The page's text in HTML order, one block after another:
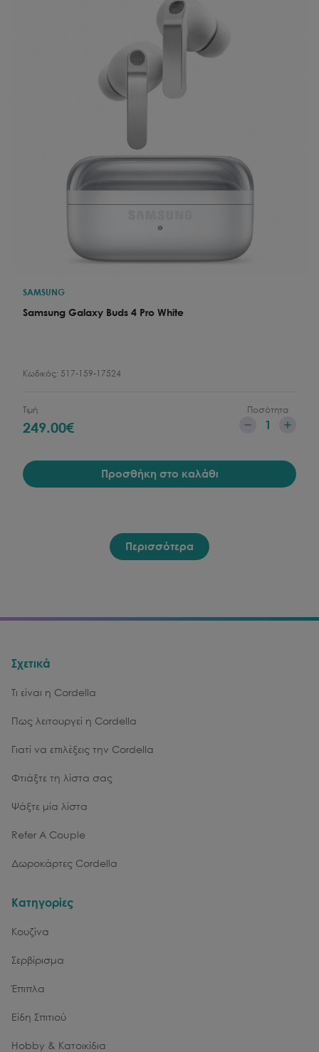
SAMSUNG
Samsung Galaxy Buds 4 Pro White
Κωδικός: 517-159-17524
Τιμή
249.00€
Ποσότητα
1
Προσθήκη στο καλάθι
Περισσότερα
Σχετικά
Τι είναι η Cordella
Πως λειτουργεί η Cordella
Γιατί να επιλέξεις την Cordella
Φτιάξτε τη λίστα σας
Ψάξτε μία λίστα
Refer A Couple
Δωροκάρτες Cordella
Κατηγορίες
Κουζίνα
Σερβίρισμα
Έπιπλα
Είδη Σπιτιού
Hobby & Κατοικίδια